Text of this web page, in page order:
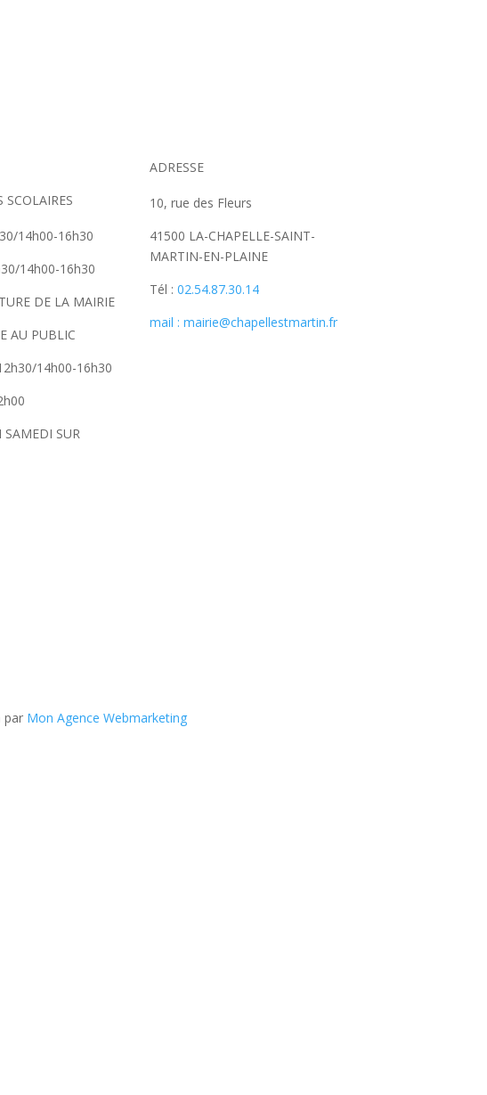
SCOLAIRES
14h00-16h30
14h00-16h30
DE LA MAIRIE
AU PUBLIC
14h00-16h30
SAMEDI SUR
ADRESSE
10, rue des Fleurs
41500 LA-CHAPELLE-SAINT-
MARTIN-EN-PLAINE
Tél : 02.54.87.30.14
mail : mairie@chapellestmartin.fr
par Mon Agence Webmarketing